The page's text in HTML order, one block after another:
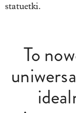
statuetki.
To